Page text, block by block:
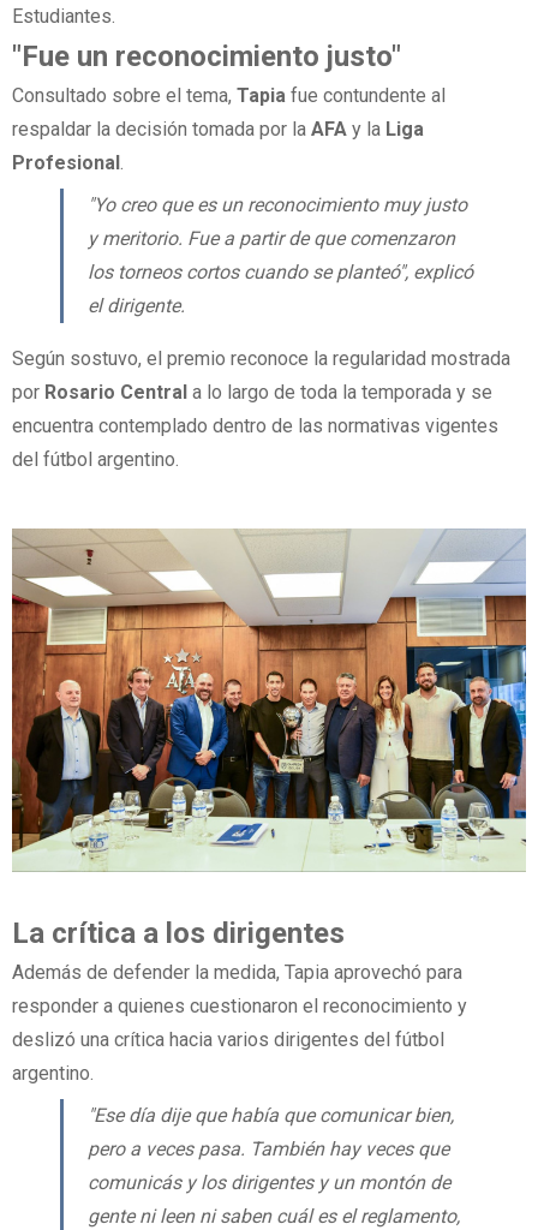
Estudiantes.
"Fue un reconocimiento justo"
Consultado sobre el tema, Tapia fue contundente al
respaldar la decisión tomada por la AFA y la Liga
Profesional .
"Yo creo que es un reconocimiento muy justo
y meritorio. Fue a partir de que comenzaron
los torneos cortos cuando se planteó", explicó
el dirigente.
Según sostuvo, el premio reconoce la regularidad mostrada
por Rosario Central a lo largo de toda la temporada y se
encuentra contemplado dentro de las normativas vigentes
del fútbol argentino.
La crítica a los dirigentes
Además de defender la medida, Tapia aprovechó para
responder a quienes cuestionaron el reconocimiento y
deslizó una crítica hacia varios dirigentes del fútbol
argentino.
"Ese día dije que había que comunicar bien,
pero a veces pasa. También hay veces que
comunicás y los dirigentes y un montón de
gente ni leen ni saben cuál es el reglamento,